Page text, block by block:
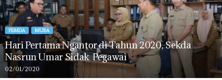
PEMDA MUBA
Hari Pertama Ngantor di Tahun 2020, Sekda
Nasrun Umar Sidak Pegawai
02/01/2020